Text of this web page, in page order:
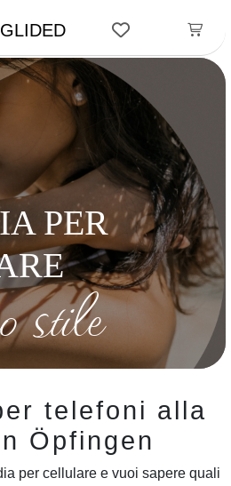
GLIDED
PER
stile
telefoni alla
Öpfingen
per cellulare e vuoi sapere quali